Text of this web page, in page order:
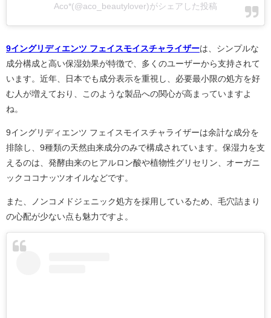
Aco*(@aco_beautylover)がシェアした投稿
9イングリディエンツ フェイスモイスチャライザーは、シンプルな
成分構成と高い保湿効果が特徴で、多くのユーザーから支持されて
います。近年、日本でも成分表示を重視し、必要最小限の処方を好
む人が増えており、このような製品への関心が高まっていますよ
ね。
9イングリディエンツ フェイスモイスチャライザーは余計な成分を
排除し、9種類の天然由来成分のみで構成されています。保湿力を支
えるのは、発酵由来のヒアルロン酸や植物性グリセリン、オーガニ
ックココナッツオイルなどです。
また、ノンコメドジェニック処方を採用しているため、毛穴詰まり
の心配が少ない点も魅力ですよ。